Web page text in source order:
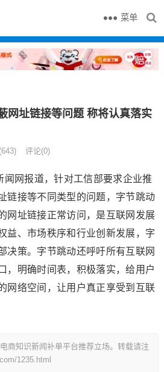
菜单
网址链接等问题 称将认真落实
评论(0)
网报道，针对工信部要求企业推
链接等不同类型的问题，字节跳动
网址链接正常访问，是互联网发展
益、市场秩序和行业创新发展，字
决策。字节跳动还呼吁所有互联网
，明确时间表，积极落实，给用户
网络空间，让用户真正享受到互联
商知识新闻补单平台推荐立场。转载请注
1235.html